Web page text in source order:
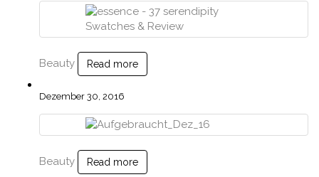
Beauty Read more
Dezember 30, 2016
Beauty Read more